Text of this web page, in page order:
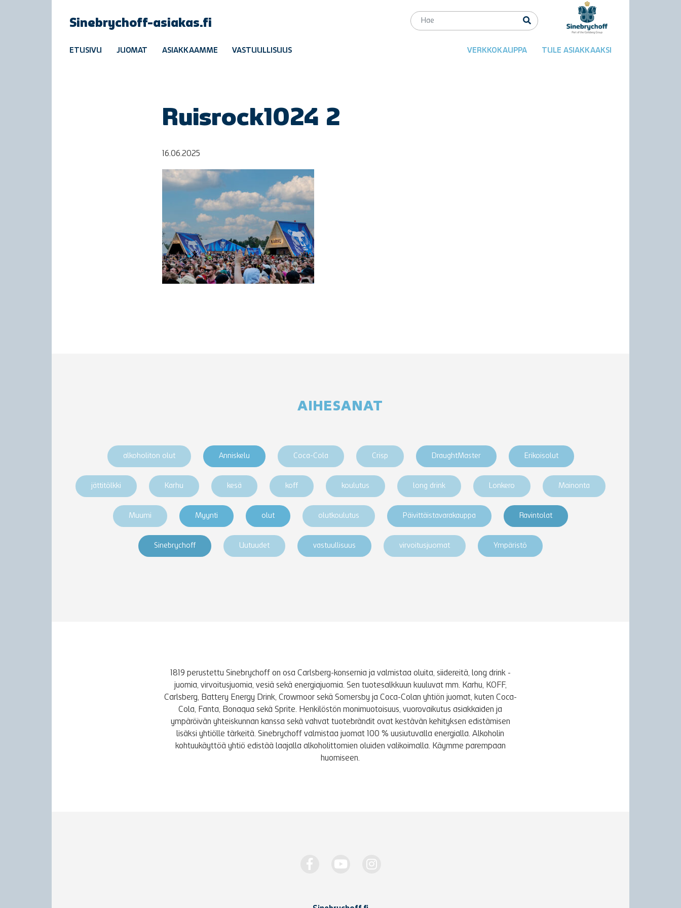
Sinebrychoff-asiakas.fi
ETUSIVU JUOMAT ASIAKKAAMME VASTUULLISUUS VERKKOKAUPPA TULE ASIAKKAAKSI
Ruisrock1024 2
16.06.2025
AIHESANAT
alkoholiton olut Anniskelu Coca-Cola Crisp DraughtMaster Erikoisolut
jättitölkki Karhu kesä koff koulutus long drink Lonkero Mainonta
Muumi Myynti olut olutkoulutus Päivittäistavarakauppa Ravintolat
Sinebrychoff Uutuudet vastuullisuus virvoitusjuomat Ympäristö
1819 perustettu Sinebrychoff on osa Carlsberg-konsernia ja valmistaa oluita, siidereitä, long drink -
juomia, virvoitusjuomia, vesiä sekä energiajuomia. Sen tuotesalkkuun kuuluvat mm. Karhu, KOFF,
Carlsberg, Battery Energy Drink, Crowmoor sekä Somersby ja Coca-Colan yhtiön juomat, kuten Coca-
Cola, Fanta, Bonaqua sekä Sprite. Henkilöstön monimuotoisuus, vuorovaikutus asiakkaiden ja
ympäröivän yhteiskunnan kanssa sekä vahvat tuotebrändit ovat kestävän kehityksen edistämisen
lisäksi yhtiölle tärkeitä. Sinebrychoff valmistaa juomat 100 % uusiutuvalla energialla. Alkoholin
kohtuukäyttöä yhtiö edistää laajalla alkoholittomien oluiden valikoimalla. Käymme parempaan
huomiseen.